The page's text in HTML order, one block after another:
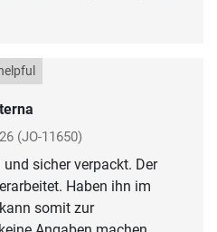
(JO-11650)
sicher verpackt. Der
Haben ihn im
somit zur